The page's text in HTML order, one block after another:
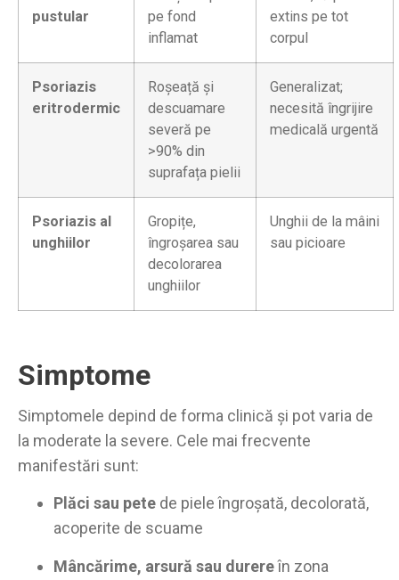
pustular
pe fond
inflamat
extins pe tot
corpul
Psoriazis
eritrodermic
Roșeață și
descuamare
severă pe
>90% din
suprafața pielii
Generalizat;
necesită îngrijire
medicală urgentă
Psoriazis al
unghiilor
Gropițe,
îngroșarea sau
decolorarea
unghiilor
Unghii de la mâini
sau picioare
Simptome
Simptomele depind de forma clinică și pot varia de
la moderate la severe. Cele mai frecvente
manifestări sunt:
Plăci sau pete de piele îngroșată, decolorată,
acoperite de scuame
Mâncărime, arsură sau durereîn zona